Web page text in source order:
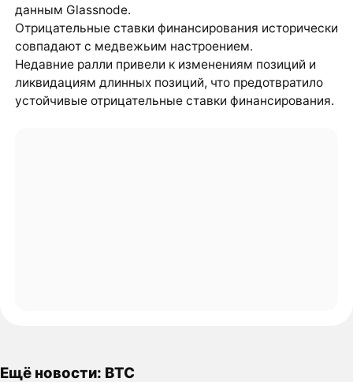
данным Glassnode.
Отрицательные ставки финансирования исторически
совпадают с медвежьим настроением.
Недавние ралли привели к изменениям позиций и
ликвидациям длинных позиций, что предотвратило
устойчивые отрицательные ставки финансирования.
Ещё новости: BTC